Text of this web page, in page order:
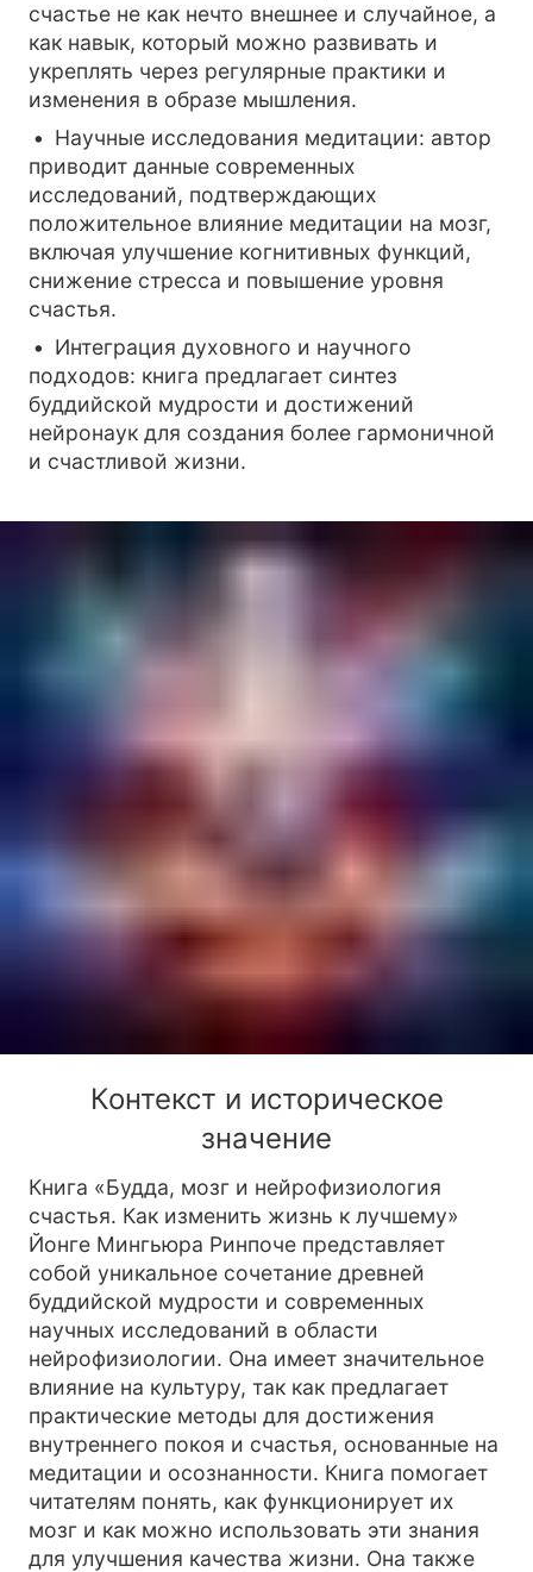
счастье не как нечто внешнее и случайное, а
как навык, который можно развивать и
укреплять через регулярные практики и
изменения в образе мышления.
Научные исследования медитации: автор
приводит данные современных
исследований, подтверждающих
положительное влияние медитации на мозг,
включая улучшение когнитивных функций,
снижение стресса и повышение уровня
счастья.
Интеграция духовного и научного
подходов: книга предлагает синтез
буддийской мудрости и достижений
нейронаук для создания более гармоничной
и счастливой жизни.
Контекст и историческое
значение
Книга «Будда, мозг и нейрофизиология
счастья. Как изменить жизнь к лучшему»
Йонге Мингьюра Ринпоче представляет
собой уникальное сочетание древней
буддийской мудрости и современных
научных исследований в области
нейрофизиологии. Она имеет значительное
влияние на культуру, так как предлагает
практические методы для достижения
внутреннего покоя и счастья, основанные на
медитации и осознанности. Книга помогает
читателям понять, как функционирует их
мозг и как можно использовать эти знания
для улучшения качества жизни. Она также